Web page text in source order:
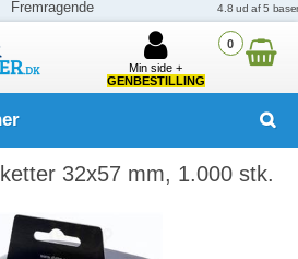
0
Min side +
GENBESTILLING
32x57 mm, 1.000 stk.